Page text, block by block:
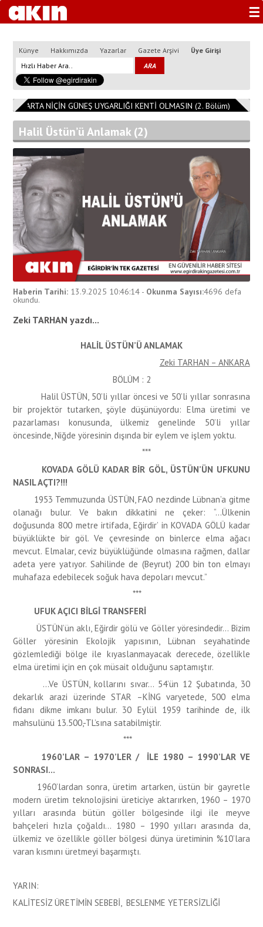
☰
Künye Hakkımızda Yazarlar Gazete Arşivi Üye Girişi
ISPARTA NİÇİN GÜNEŞ UYGARLIĞI KENTİ OLMASIN (2. Bölüm)
Halil Üstün’ü Anlamak (2)
Haberin Tarihi: 13.9.2025 10:46:14 - Okunma Sayısı:4696 defa
okundu.
Zeki TARHAN yazdı...
HALİL ÜSTÜN’Ü ANLAMAK
Zeki TARHAN – ANKARA
BÖLÜM : 2
Halil ÜSTÜN, 50’li yıllar öncesi ve 50’li yıllar sonrasına
bir projektör tutarken, şöyle düşünüyordu: Elma üretimi ve
pazarlaması konusunda, ülkemiz genelinde 50’li yıllar
öncesinde, Niğde yöresinin dışında bir eylem ve işlem yoktu.
***
KOVADA GÖLÜ KADAR BİR GÖL, ÜSTÜN’ÜN UFKUNU
NASIL AÇTI?!!!
1953 Temmuzunda ÜSTÜN, FAO nezdinde Lübnan’a gitme
olanağı bulur. Ve bakın dikkatini ne çeker: “…Ülkenin
doğusunda 800 metre irtifada, Eğirdir’ in KOVADA GÖLÜ kadar
büyüklükte bir göl. Ve çevresinde on binlerce elma ağacı
mevcut. Elmalar, ceviz büyüklüğünde olmasına rağmen, dallar
adeta yere yatıyor. Sahilinde de (Beyrut) 200 bin ton elmayı
muhafaza edebilecek soğuk hava depoları mevcut.”
***
UFUK AÇICI BİLGİ TRANSFERİ
ÜSTÜN’ün aklı, Eğirdir gölü ve Göller yöresindedir… Bizim
Göller yöresinin Ekolojik yapısının, Lübnan seyahatinde
gözlemlediği bölge ile kıyaslanmayacak derecede, özellikle
elma üretimi için en çok müsait olduğunu saptamıştır.
…Ve ÜSTÜN, kollarını sıvar… 54’ün 12 Şubatında, 30
dekarlık arazi üzerinde STAR –KİNG varyetede, 500 elma
fidanı dikme imkanı bulur. 30 Eylül 1959 tarihinde de, ilk
mahsulünü 13.500,-TL’sına satabilmiştir.
***
1960’LAR – 1970’LER / İLE 1980 – 1990’LAR VE
SONRASI…
1960’lardan sonra, üretim artarken, üstün bir gayretle
modern üretim teknolojisini üreticiye aktarırken, 1960 – 1970
yılları arasında bütün göller bölgesinde ilgi ile meyve
bahçeleri hızla çoğaldı… 1980 – 1990 yılları arasında da,
ülkemiz ve özellikle göller bölgesi dünya üretiminin %10’lara
varan kısmını üretmeyi başarmıştı.
YARIN:
KALİTESİZ ÜRETİMİN SEBEBİ, BESLENME YETERSİZLİĞİ